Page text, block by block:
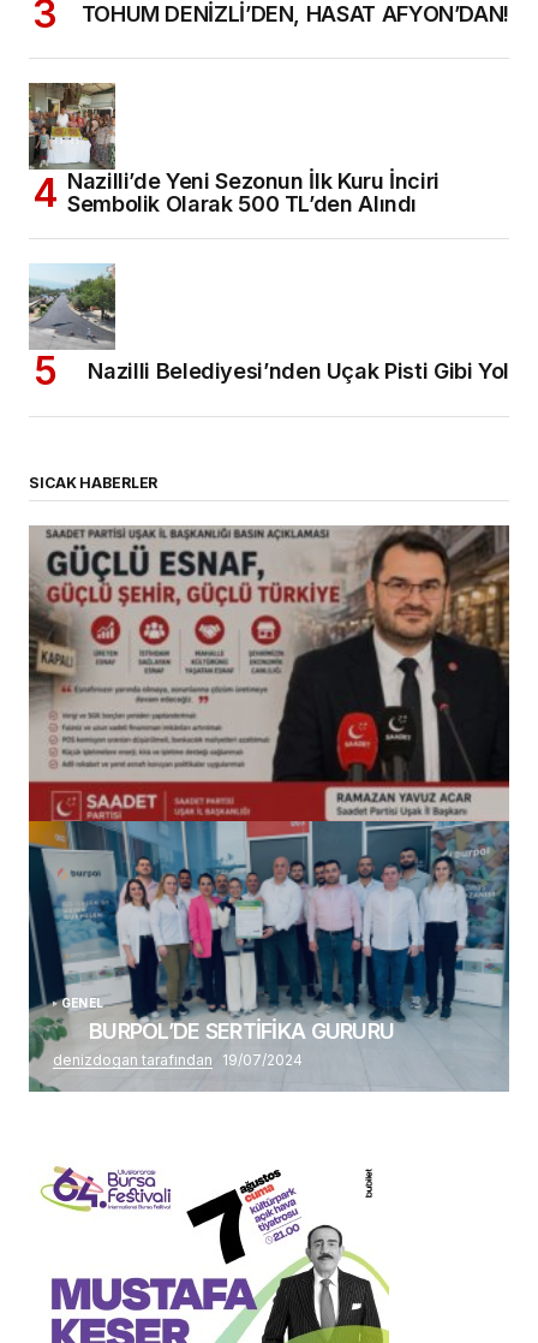
TOHUM DENİZLİ’DEN, HASAT AFYON’DAN!
Nazilli’de Yeni Sezonun İlk Kuru İnciri
Sembolik Olarak 500 TL’den Alındı
Nazilli Belediyesi’nden Uçak Pisti Gibi Yol
SICAK HABERLER
(başlıksız)
Alaattin Karahan tarafından 14/07/2026
GENEL
BURPOL’DE SERTİFİKA GURURU
denizdogan tarafından 19/07/2024